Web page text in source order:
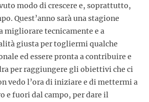
modo di crescere e, soprattutto,
Quest’anno sarà una stagione
migliorare tecnicamente e a
giusta per togliermi qualche
ed essere pronta a contribuire e
per raggiungere gli obiettivi che ci
vedo l’ora di iniziare e di mettermi a
e fuori dal campo, per dare il